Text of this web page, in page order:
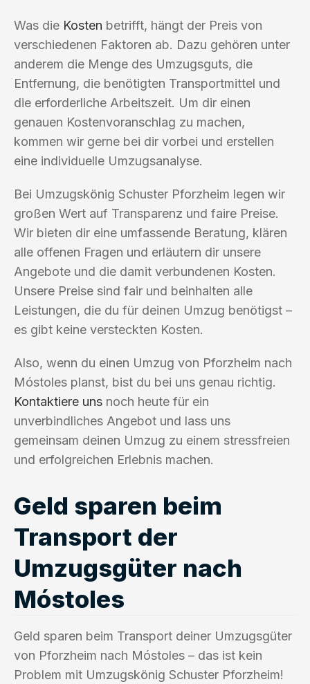
Was die Kosten betrifft, hängt der Preis von
verschiedenen Faktoren ab. Dazu gehören unter
anderem die Menge des Umzugsguts, die
Entfernung, die benötigten Transportmittel und
die erforderliche Arbeitszeit. Um dir einen
genauen Kostenvoranschlag zu machen,
kommen wir gerne bei dir vorbei und erstellen
eine individuelle Umzugsanalyse.
Bei Umzugskönig Schuster Pforzheim legen wir
großen Wert auf Transparenz und faire Preise.
Wir bieten dir eine umfassende Beratung, klären
alle offenen Fragen und erläutern dir unsere
Angebote und die damit verbundenen Kosten.
Unsere Preise sind fair und beinhalten alle
Leistungen, die du für deinen Umzug benötigst –
es gibt keine versteckten Kosten.
Also, wenn du einen Umzug von Pforzheim nach
Móstoles planst, bist du bei uns genau richtig.
Kontaktiere uns noch heute für ein
unverbindliches Angebot und lass uns
gemeinsam deinen Umzug zu einem stressfreien
und erfolgreichen Erlebnis machen.
Geld sparen beim
Transport der
Umzugsgüter nach
Móstoles
Geld sparen beim Transport deiner Umzugsgüter
von Pforzheim nach Móstoles – das ist kein
Problem mit Umzugskönig Schuster Pforzheim!